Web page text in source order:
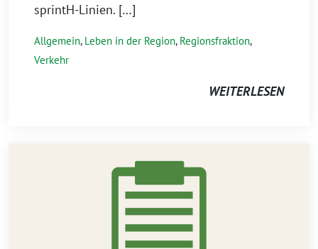
sprintH-Linien. […]
Allgemein, Leben in der Region, Regionsfraktion,
Verkehr
WEITERLESEN